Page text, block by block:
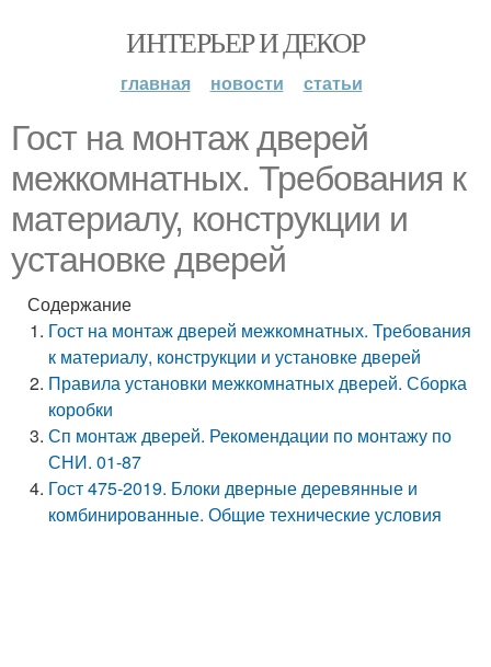
ИНТЕРЬЕР И ДЕКОР
главная новости статьи
Гост на монтаж дверей
межкомнатных. Требования к
материалу, конструкции и
установке дверей
Содержание
Гост на монтаж дверей межкомнатных. Требования
к материалу, конструкции и установке дверей
Правила установки межкомнатных дверей. Сборка
коробки
Сп монтаж дверей. Рекомендации по монтажу по
СНИ. 01-87
Гост 475-2019. Блоки дверные деревянные и
комбинированные. Общие технические условия